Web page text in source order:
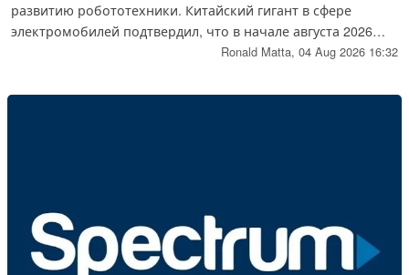
развитию робототехники. Китайский гигант в сфере
электромобилей подтвердил, что в начале августа 2026
года представит своего первого гуманоидного робота с
предназначен для приветствия клиентов в автосалонах и
Ronald Matta, 04 Aug 2026 16:32